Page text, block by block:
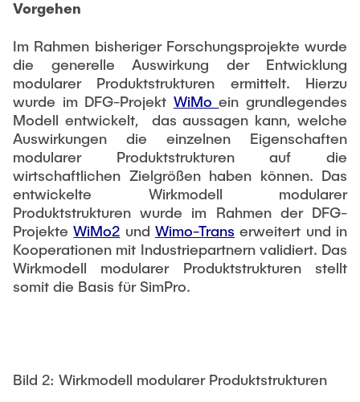
Vorgehen
Im Rahmen bisheriger Forschungsprojekte wurde
die generelle Auswirkung der Entwicklung
modularer Produktstrukturen ermittelt. Hierzu
wurde im DFG-Projekt WiMoein grundlegendes
Modell entwickelt, das aussagen kann, welche
Auswirkungen die einzelnen Eigenschaften
modularer Produktstrukturen auf die
wirtschaftlichen Zielgrößen haben können. Das
entwickelte Wirkmodell modularer
Produktstrukturen wurde im Rahmen der DFG-
ProjekteWiMo2 undWimo-Trans erweitert und in
Kooperationen mit Industriepartnern validiert. Das
Wirkmodell modularer Produktstrukturen stellt
somit die Basis für SimPro.
Bild 2: Wirkmodell modularer Produktstrukturen